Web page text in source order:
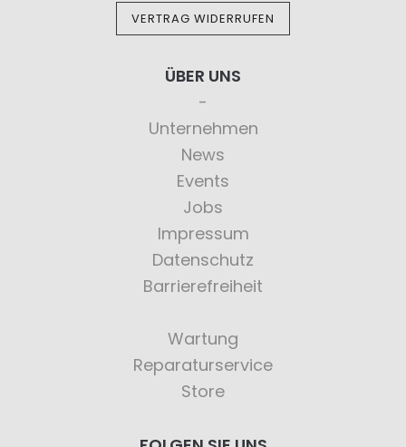
VERTRAG WIDERRUFEN
ÜBER UNS
Unternehmen
News
Events
Jobs
Impressum
Datenschutz
Barrierefreiheit
Wartung
Reparaturservice
Store